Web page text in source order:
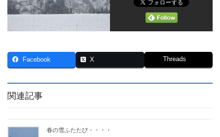
Facebook X Threads
関連記事
春の雪ふたたび・・・・